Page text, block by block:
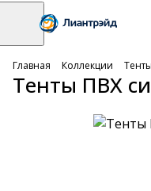
Главная Коллекции
Тенты ПВХ